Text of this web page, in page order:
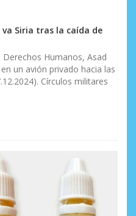
va Siria tras la caída de
Humanos, Asad
un avión privado hacia las
Círculos militares